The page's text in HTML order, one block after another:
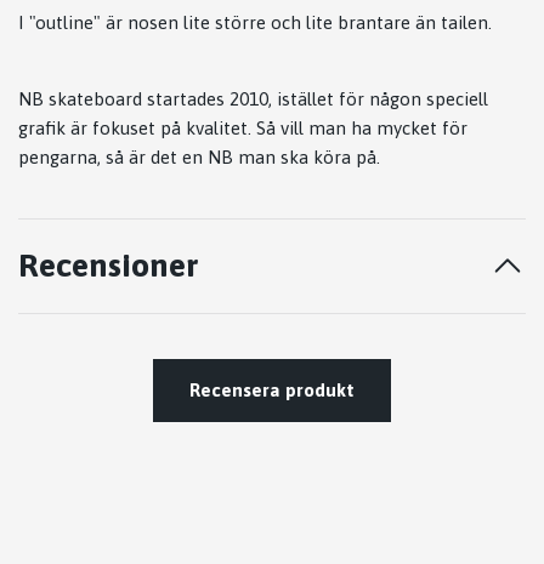
I "outline" är nosen lite större och lite brantare än tailen.
NB skateboard startades 2010, istället för någon speciell
grafik är fokuset på kvalitet. Så vill man ha mycket för
pengarna, så är det en NB man ska köra på.
Recensioner
Recensera produkt